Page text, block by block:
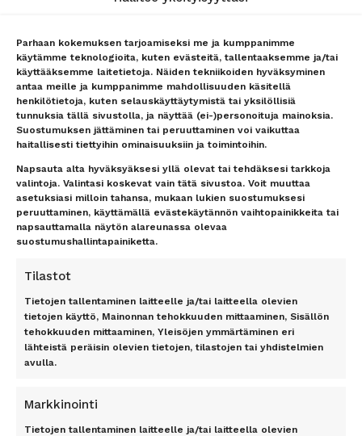
Parhaan kokemuksen tarjoamiseksi me ja kumppanimme
käytämme teknologioita, kuten evästeitä, tallentaaksemme ja/tai
käyttääksemme laitetietoja. Näiden tekniikoiden hyväksyminen
antaa meille ja kumppanimme mahdollisuuden käsitellä
henkilötietoja, kuten selauskäyttäytymistä tai yksilöllisiä
tunnuksia tällä sivustolla, ja näyttää (ei-)personoituja mainoksia.
Suostumuksen jättäminen tai peruuttaminen voi vaikuttaa
haitallisesti tiettyihin ominaisuuksiin ja toimintoihin.
Napsauta alta hyväksyäksesi yllä olevat tai tehdäksesi tarkkoja
valintoja. Valintasi koskevat vain tätä sivustoa. Voit muuttaa
asetuksiasi milloin tahansa, mukaan lukien suostumuksesi
peruuttaminen, käyttämällä evästekäytännön vaihtopainikkeita tai
napsauttamalla näytön alareunassa olevaa
suostumushallintapainiketta.
Tilastot
Tietojen tallentaminen laitteelle ja/tai laitteella olevien
tietojen käyttö, Mainonnan tehokkuuden mittaaminen, Sisällön
tehokkuuden mittaaminen, Yleisöjen ymmärtäminen eri
lähteistä peräisin olevien tietojen, tilastojen tai yhdistelmien
avulla.
Markkinointi
Tietojen tallentaminen laitteelle ja/tai laitteella olevien
Lento + hotelli
Lennot
Hotellit
Lähetä tarjouspyyntö
lennoista/hotellista –
vastaamme nopeasti
Lentokenttäkuljetus
Matkatavarat
Lentokenttäpysäköinti
Lounge-palvelut
Lahjakortti
Matkarahoitus
Uutiskirje
Asiakaspalvelu
Ryhmämyynti
Lähetä tarjouspyyntö
lennoista/hotellista –
vastaamme nopeasti
Uutiset
Matkaehdot
Yhteystiedot / Contact details
Tietosuojailmoitus
Rekisteriseloste
Evästeet
TOP 11 RANTA
Antalyan rannikko, Alanya,
Antalya, Side, Kemer, Belek
Costa del Sol
Florida
Gran Canaria
TOP 7 KAUPUNKI
Amsterdam
Berliini
Riika